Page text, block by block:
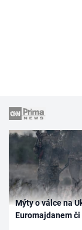
Mýty o válce na
Euromajdanem